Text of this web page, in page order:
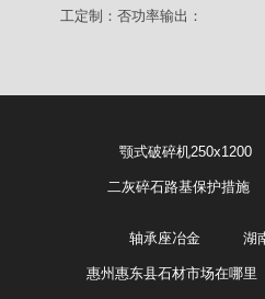
工定制：否功率输出：
颚式破碎机250x1200
二灰碎石路基保护措施
轴承座冶金 湖
惠州惠东县石材市场在哪里